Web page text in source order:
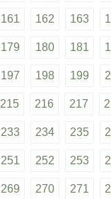
161 162 163
179 180 181
197 198 199
215 216 217
233 234 235
251 252 253
269 270 271